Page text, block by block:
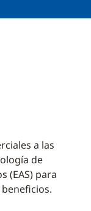
a las
de
(EAS) para